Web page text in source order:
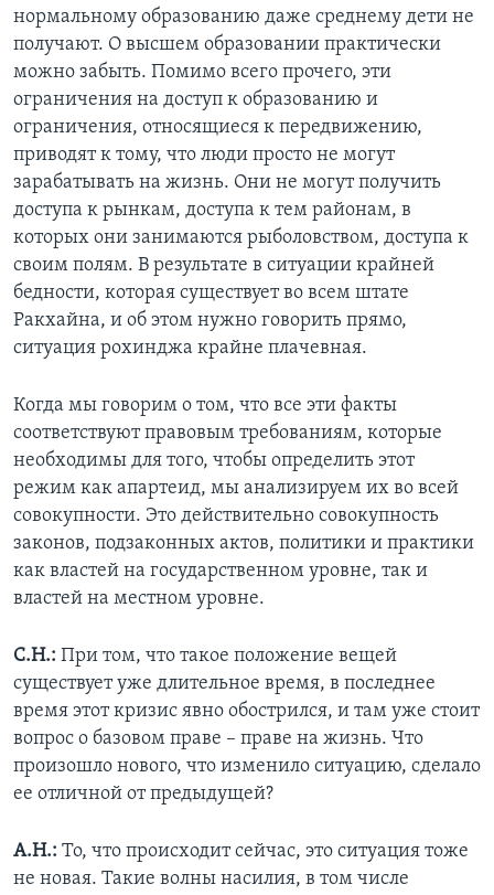
нормальному образованию даже среднему дети не
получают. О высшем образовании практически
можно забыть. Помимо всего прочего, эти
ограничения на доступ к образованию и
ограничения, относящиеся к передвижению,
приводят к тому, что люди просто не могут
зарабатывать на жизнь. Они не могут получить
доступа к рынкам, доступа к тем районам, в
которых они занимаются рыболовством, доступа к
своим полям. В результате в ситуации крайней
бедности, которая существует во всем штате
Ракхайна, и об этом нужно говорить прямо,
ситуация рохинджа крайне плачевная.
Когда мы говорим о том, что все эти факты
соответствуют правовым требованиям, которые
необходимы для того, чтобы определить этот
режим как апартеид, мы анализируем их во всей
совокупности. Это действительно совокупность
законов, подзаконных актов, политики и практики
как властей на государственном уровне, так и
властей на местном уровне.
С.Н.: При том, что такое положение вещей
существует уже длительное время, в последнее
время этот кризис явно обострился, и там уже стоит
вопрос о базовом праве – праве на жизнь. Что
произошло нового, что изменило ситуацию, сделало
ее отличной от предыдущей?
А.Н.: То, что происходит сейчас, это ситуация тоже
не новая. Такие волны насилия, в том числе